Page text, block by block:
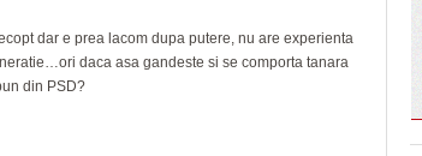
dar e prea lacom dupa putere, nu are experienta
daca asa gandeste si se comporta tanara
din PSD?